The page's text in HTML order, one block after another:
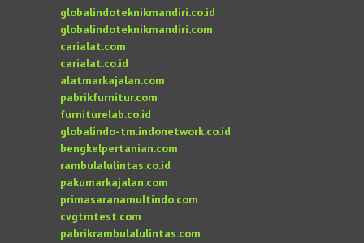
globalindoteknikmandiri.co.id
globalindoteknikmandiri.com
carialat.com
carialat.co.id
alatmarkajalan.com
pabrikfurnitur.com
furniturelab.co.id
globalindo-tm.indonetwork.co.id
bengkelpertanian.com
rambulalulintas.co.id
pakumarkajalan.com
primasaranamultindo.com
cvgtmtest.com
pabrikrambulalulintas.com